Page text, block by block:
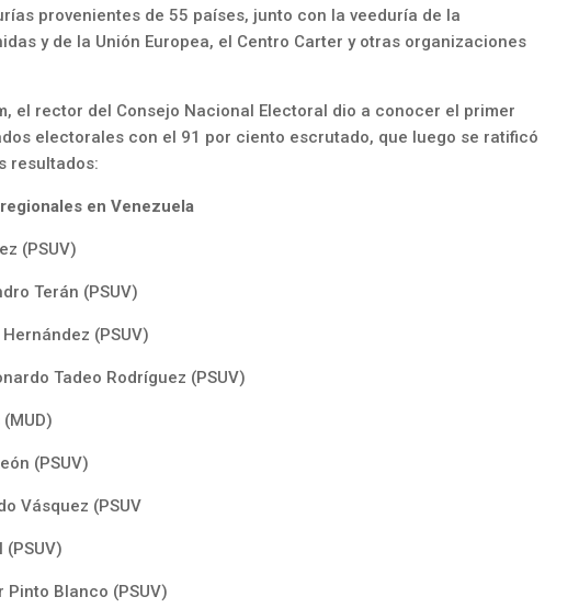
provenientes de 55 países, junto con la veeduría de la
y de la Unión Europea, el Centro Carter y otras organizaciones
el rector del Consejo Nacional Electoral dio a conocer el primer
electorales con el 91 por ciento escrutado, que luego se ratificó
resultados:
en Venezuela
(PSUV)
Terán (PSUV)
(PSUV)
Tadeo Rodríguez (PSUV)
(PSUV)
Vásquez (PSUV
Pinto Blanco (PSUV)